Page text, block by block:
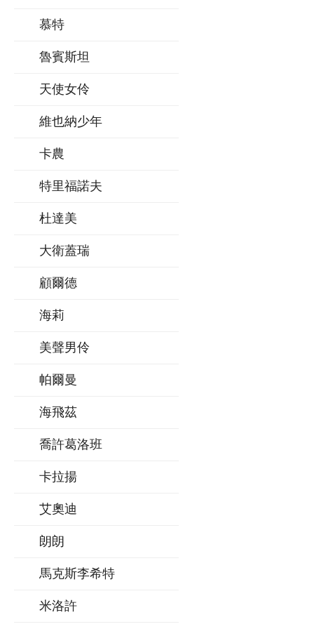
慕特
魯賓斯坦
天使女伶
維也納少年
卡農
特里福諾夫
杜達美
大衛蓋瑞
顧爾德
海莉
美聲男伶
帕爾曼
海飛茲
喬許葛洛班
卡拉揚
艾奧迪
朗朗
馬克斯李希特
米洛許